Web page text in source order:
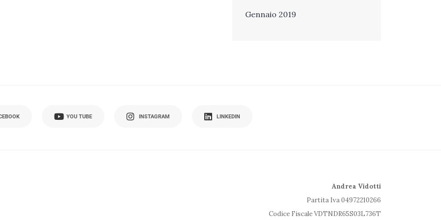
Gennaio 2019
YOU TUBE INSTAGRAM LINKEDIN
Andrea Vidotti
Partita Iva 04972210266
Codice Fiscale VDTNDR65S03L736T